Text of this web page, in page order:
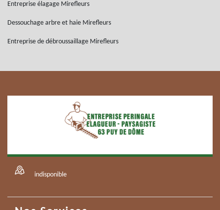
Entreprise élagage Mirefleurs
Dessouchage arbre et haie Mirefleurs
Entreprise de débroussaillage Mirefleurs
indisponible